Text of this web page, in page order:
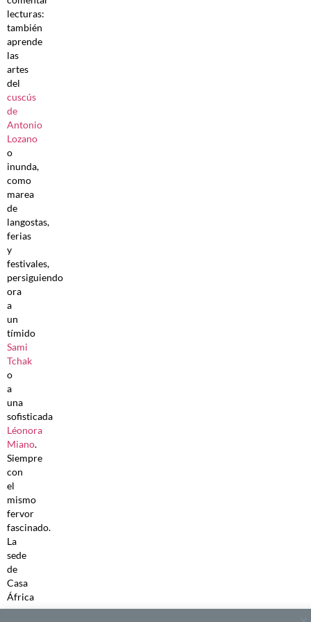
lecturas:
también
aprende
las
artes
del
cuscús
de
Antonio
Lozano
o
inunda,
como
marea
de
langostas,
ferias
y
festivales,
persiguiendo
ora
a
un
tímido
Sami
Tchak
o
a
una
sofisticada
Léonora
Miano.
Siempre
con
el
mismo
fervor
fascinado.
La
sede
de
Casa
África
ya